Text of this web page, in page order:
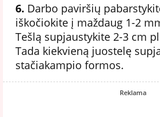
6. Darbo paviršių
iškočiokite į maždaug 1-2
Tešlą supjaustykite 2-3 cm
Tada kiekvieną juostelę
stačiakampio formos.
Reklama